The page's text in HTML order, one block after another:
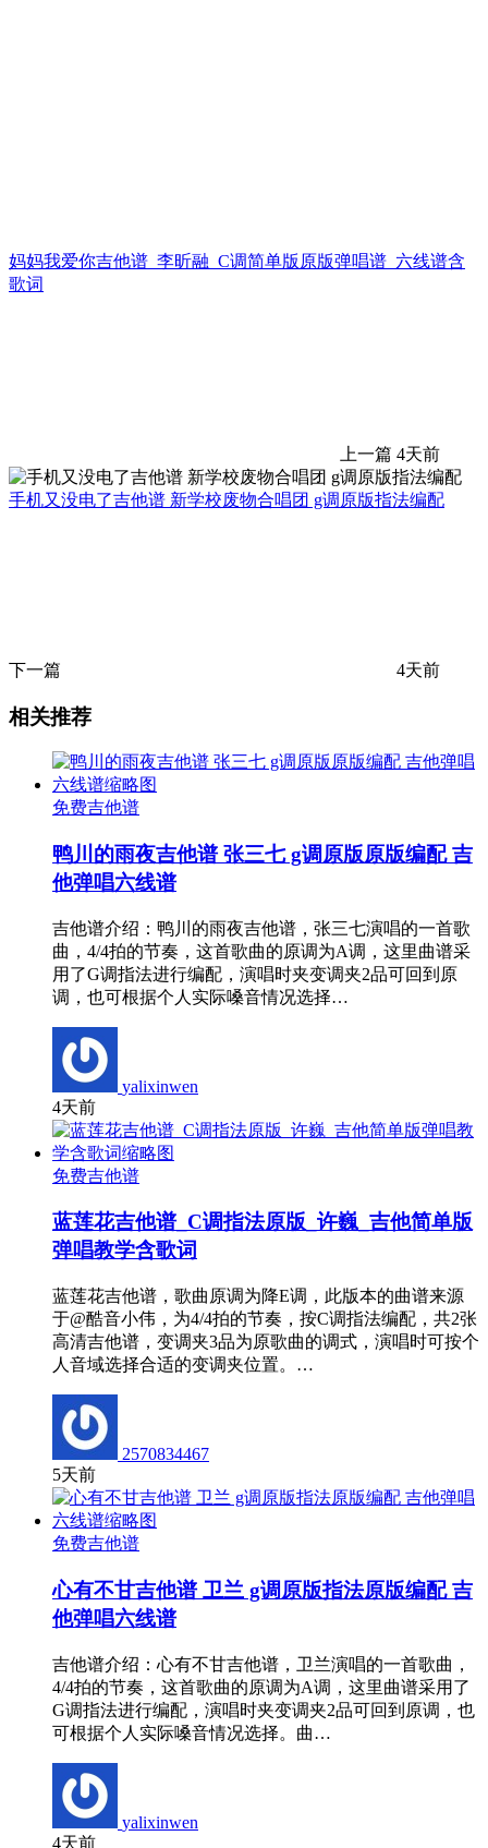
妈妈我爱你吉他谱_李昕融_C调简单版原版弹唱谱_六线谱含
歌词
上一篇 4天前
手机又没电了吉他谱 新学校废物合唱团 g调原版指法编配
下一篇 4天前
相关推荐
免费吉他谱
鸭川的雨夜吉他谱 张三七 g调原版原版编配 吉
他弹唱六线谱
吉他谱介绍：鸭川的雨夜吉他谱，张三七演唱的一首歌
曲，4/4拍的节奏，这首歌曲的原调为A调，这里曲谱采
用了G调指法进行编配，演唱时夹变调夹2品可回到原
调，也可根据个人实际嗓音情况选择…
yalixinwen
4天前
免费吉他谱
蓝莲花吉他谱_C调指法原版_许巍_吉他简单版
弹唱教学含歌词
蓝莲花吉他谱，歌曲原调为降E调，此版本的曲谱来源
于@酷音小伟，为4/4拍的节奏，按C调指法编配，共2张
高清吉他谱，变调夹3品为原歌曲的调式，演唱时可按个
人音域选择合适的变调夹位置。…
2570834467
5天前
免费吉他谱
心有不甘吉他谱 卫兰 g调原版指法原版编配 吉
他弹唱六线谱
吉他谱介绍：心有不甘吉他谱，卫兰演唱的一首歌曲，
4/4拍的节奏，这首歌曲的原调为A调，这里曲谱采用了
G调指法进行编配，演唱时夹变调夹2品可回到原调，也
可根据个人实际嗓音情况选择。曲…
yalixinwen
4天前